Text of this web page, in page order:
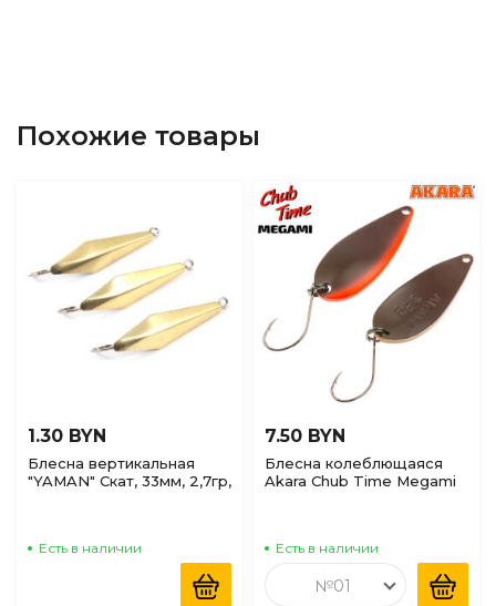
Похожие товары
1.30 BYN
Блесна вертикальная
"YAMAN" Скат, 33мм, 2,7гр,
Есть в наличии
7.50 BYN
Блесна колеблющаяся
Akara Chub Time Megami
Есть в наличии
№01